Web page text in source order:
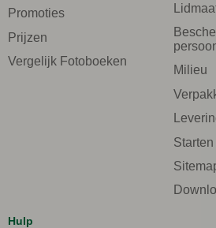
Promoties
Prijzen
Vergelijk Fotoboeken
Milieu
Starten
Hulp